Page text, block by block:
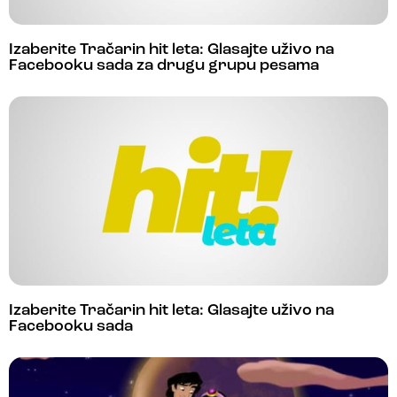
Izaberite Tračarin hit leta: Glasajte uživo na
Facebooku sada za drugu grupu pesama
Izaberite Tračarin hit leta: Glasajte uživo na
Facebooku sada